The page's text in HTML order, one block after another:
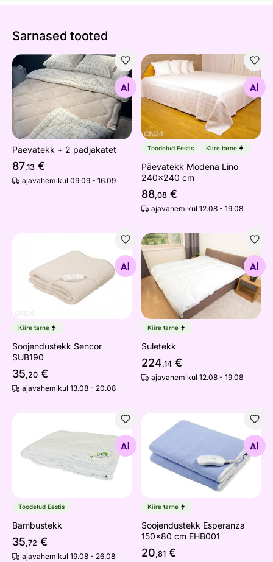
Sarnased tooted
Päevatekk + 2 padjakatet
Otsi sarnaseid
Päevatekk + 2 padjakatet
87,13 €
ajavahemikul 09.09 - 16.09
Päevatekk Modena Lino
Otsi sarnaseid
Toodetud Eestis Kiire tarne
Päevatekk Modena Lino
240x240 cm
88,08 €
ajavahemikul 12.08 - 19.08
Soojendustekk Sencor SUB190
Otsi sarnaseid
Kiire tarne
Soojendustekk Sencor
SUB190
35,20 €
ajavahemikul 13.08 - 20.08
Suletekk
Otsi sarnaseid
Kiire tarne
Suletekk
224,14 €
ajavahemikul 12.08 - 19.08
Bambustekk
Toodetud Eestis
Bambustekk
35,72 €
ajavahemikul 19.08 - 26.08
Soojendustekk Esperanza
Kiire tarne
Soojendustekk Esperanza
150x80 cm EHB001
20,81 €